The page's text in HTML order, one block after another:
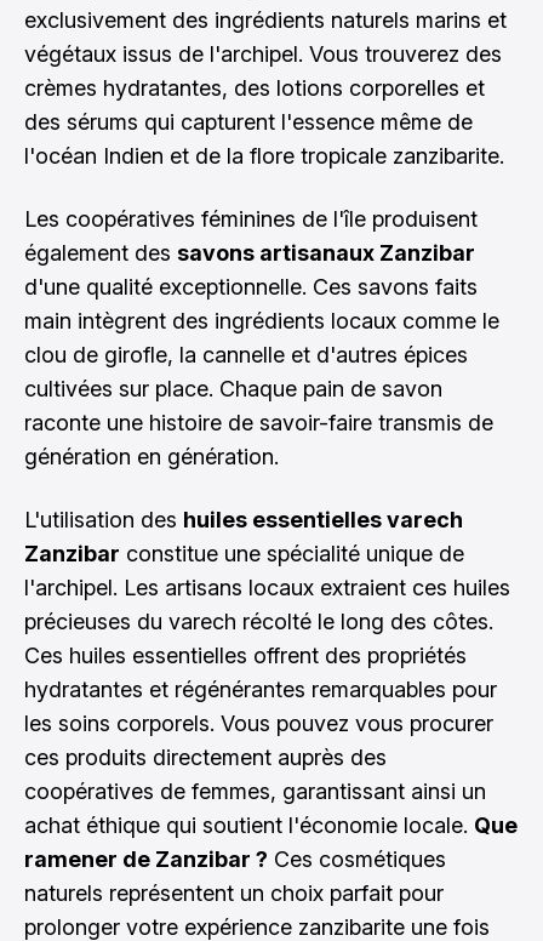
exclusivement des ingrédients naturels marins et
végétaux issus de l'archipel. Vous trouverez des
crèmes hydratantes, des lotions corporelles et
des sérums qui capturent l'essence même de
l'océan Indien et de la flore tropicale zanzibarite.
Les coopératives féminines de l'île produisent
également des savons artisanaux Zanzibar
d'une qualité exceptionnelle. Ces savons faits
main intègrent des ingrédients locaux comme le
clou de girofle, la cannelle et d'autres épices
cultivées sur place. Chaque pain de savon
raconte une histoire de savoir-faire transmis de
génération en génération.
L'utilisation des huiles essentielles varech
Zanzibar constitue une spécialité unique de
l'archipel. Les artisans locaux extraient ces huiles
précieuses du varech récolté le long des côtes.
Ces huiles essentielles offrent des propriétés
hydratantes et régénérantes remarquables pour
les soins corporels. Vous pouvez vous procurer
ces produits directement auprès des
coopératives de femmes, garantissant ainsi un
achat éthique qui soutient l'économie locale. Que
ramener de Zanzibar ? Ces cosmétiques
naturels représentent un choix parfait pour
prolonger votre expérience zanzibarite une fois